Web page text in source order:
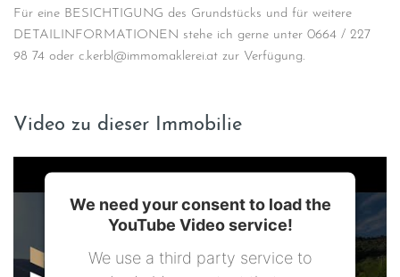
Für eine BESICHTIGUNG des Grundstücks und für weitere
DETAILINFORMATIONEN stehe ich gerne unter 0664 / 227
98 74 oder c.kerbl@immomaklerei.at zur Verfügung.
Video zu dieser Immobilie
We need your consent to load the
YouTube Video service!
We use a third party service to